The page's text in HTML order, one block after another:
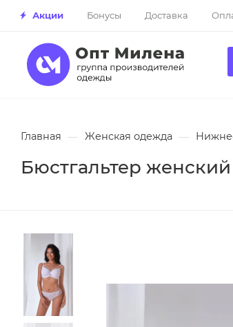
Акции Бонусы Доставка
Главная — Женская одежда —
Бюстгальтер